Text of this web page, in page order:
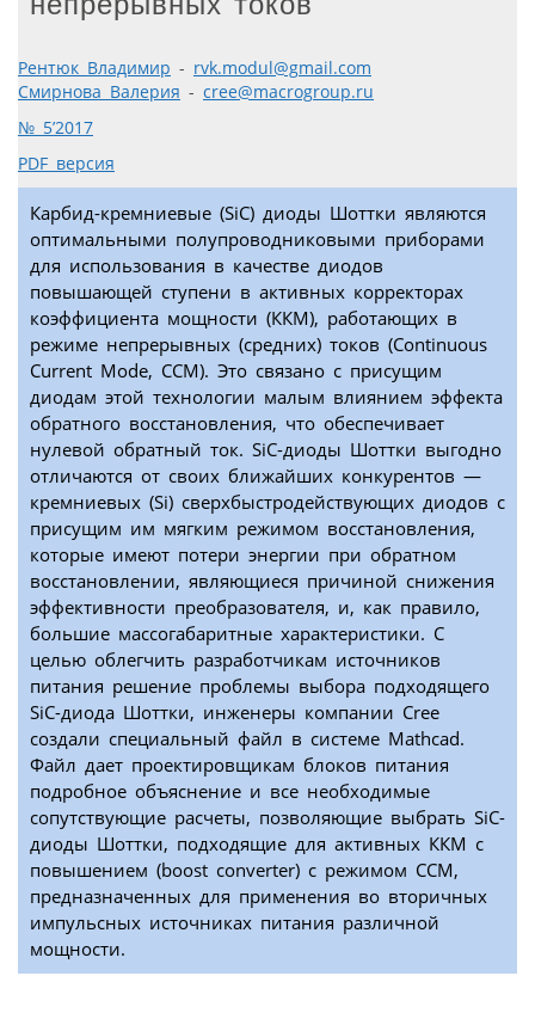
Рентюк Владимир - rvk.modul@gmail.com
Смирнова Валерия - cree@macrogroup.ru
№ 5’2017
PDF версия
Карбид-кремниевые (SiC) диоды Шоттки являются
оптимальными полупроводниковыми приборами
для использования в качестве диодов
повышающей ступени в активных корректорах
коэффициента мощности (ККМ), работающих в
режиме непрерывных (средних) токов (Continuous
Current Mode, CCM). Это связано с присущим
диодам этой технологии малым влиянием эффекта
обратного восстановления, что обеспечивает
нулевой обратный ток. SiC-диоды Шоттки выгодно
отличаются от своих ближайших конкурентов —
кремниевых (Si) сверхбыстродействующих диодов с
присущим им мягким режимом восстановления,
которые имеют потери энергии при обратном
восстановлении, являющиеся причиной снижения
эффективности преобразователя, и, как правило,
большие массогабаритные характеристики. С
целью облегчить разработчикам источников
питания решение проблемы выбора подходящего
SiC-диода Шоттки, инженеры компании Cree
создали специальный файл в системе Mathcad.
Файл дает проектировщикам блоков питания
подробное объяснение и все необходимые
сопутствующие расчеты, позволяющие выбрать SiC-
диоды Шоттки, подходящие для активных ККМ с
повышением (boost converter) с режимом ССМ,
предназначенных для применения во вторичных
импульсных источниках питания различной
мощности.